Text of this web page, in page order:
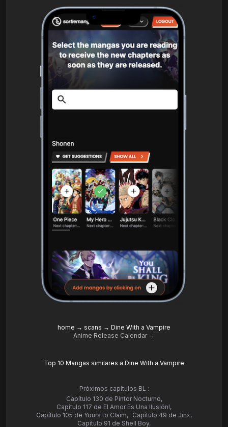
home → scans → Dine With a Vampire
Anime Release Calendar →
Top 10 Mangas similares a Dine With a Vampire
Próximos capítulos BL :
Capítulo 130 de Pintor Nocturno,
Capítulo 117 de El Amor Es Una Ilusión!,
Capítulo 105 de Yours to Claim, Capítulo 49 de Jinx,
Capítulo 91 de Shell Boy,